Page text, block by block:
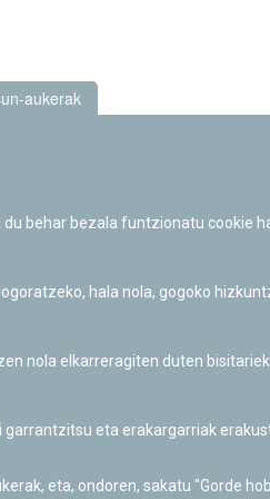
aukerak
behar bezala funtzionatu cookie
hala nola, gogoko
nola elkarreragiten duten bisitariek
eta erakargarriak
eta, ondoren, sakatu "Gorde